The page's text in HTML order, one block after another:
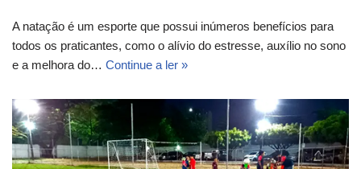
A natação é um esporte que possui inúmeros benefícios para
todos os praticantes, como o alívio do estresse, auxílio no sono
e a melhora do… Continue a ler »